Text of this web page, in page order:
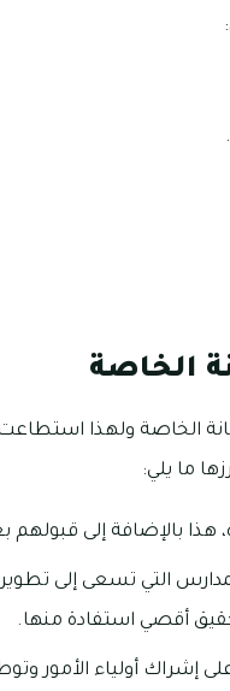
الخاصة
الخاصة ولهذا
ما يلي:
هذا بالإضافة إلى قبولهم
التي تسعى إلى تطوير
أقصي استفادة منها.
إشراك أولياء الأمور